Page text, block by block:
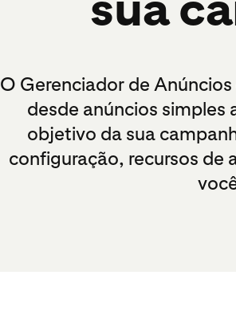
O Gerenciador de
desde anúncios
objetivo da sua
configuração, recursos de